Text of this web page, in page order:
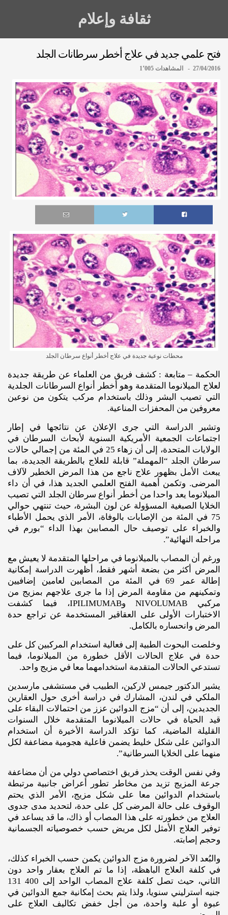
ثقافة وإعلام
فتح علمي جديد في علاج أخطر سرطانات الجلد
27/04/2016 - المشاهدات 1٬005
محطات نوعية جديدة في علاج أخطر أنواع سرطان الجلد
الحكمة – متابعة : كشف فريق من العلماء عن طريقة جديدة
لعلاج الميلانوما المتقدمة وهو أخطر أنواع السرطانات الجلدية
التي تصيب البشر وذلك باستخدام مركب يتكون من نوعين
معروفين من المحفزات المناعية.
وتشير الدراسة التي جرى الإعلان عن نتائجها في إطار
اجتماعات الجمعية الأمريكية السنوية لأبحاث السرطان في
الولايات المتحدة، إلى أن زهاء 25 في المئة من إجمالي حالات
سرطان الجلد “المهملة” قابلة للعلاج بالطريقة الجديدة، بما
يبعث الأمل بظهور علاج ناجع من هذا المرض الخطير لآلاف
المرضى. وتكمن أهمية الفتح العلمي الجديد هذا، في أن داء
الميلانوما يعد واحدا من أخطر أنواع سرطان الجلد التي تصيب
الخلايا الصبغية المسؤولة عن لون البشرة، حيث تنتهي حوالي
75 في المئة من الإصابات بالوفاة، الأمر الذي يحمل الأطباء
والخبراء على توصيف حال المصابين بهذا الداء “بورم في
مراحله النهائية”.
ورغم أن المصاب بالميلانوما في مراحلها المتقدمة لا يعيش مع
المرض أكثر من بضعة أشهر فقط، أظهرت الدراسة إمكانية
إطالة عمر 69 في المئة من المصابين لعامين إضافيين
وتمكينهم من مقاومة المرض إذا ما جرى علاجهم بمزيج من
مركبي NIVOLUMAB وIPILIMUMAB، فيما كشفت
الاختبارات الأولى على العقاقير المستخدمة عن تراجع حدة
المرض وانحساره بالكامل.
وخلصت البحوث الطبية إلى فعالية استخدام المركبين كل على
حدة في علاج الحالات الأقل خطورة من الميلانوما، فيما
تستدعي الحالات المتقدمة استخدامهما معا في مزيج واحد.
يشير الدكتور جيمس لاركين، الطبيب في مستشفى مارسدين
الملكي في لندن، المشارك في دراسة أخرى حول العقارين
الجديدين، إلى أن “مزج الدوائين عزز من احتمالات البقاء على
قيد الحياة في حالات الميلانوما المتقدمة خلال السنوات
القليلة الماضية، كما تؤكد الدراسة الأخيرة أن استخدام
الدوائين على شكل خليط يضمن فاعلية هجومية مضاعفة لكل
منهما على الخلايا السرطانية”.
وفي نفس الوقت يحذر فريق اختصاصي دولي من أن مضاعفة
جرعة المزيج تزيد من مخاطر تطور أعراض جانبية مرتبطة
باستخدام الدوائين معا على شكل مزيج، الأمر الذي يحتم
الوقوف على حالة المرضى كل على حدة، لتحديد مدى جدوى
العلاج من خطورته على هذا المصاب أو ذاك، ما قد يساعد في
توفير العلاج الأمثل لكل مريض حسب خصوصياته الجسمانية
وحجم إصابته.
والبُعد الآخر لضرورة مزج الدوائين يكمن حسب الخبراء كذلك،
في كلفة العلاج الباهظة، إذا ما تم العلاج بعقار واحد دون
الثاني، حيث تصل كلفة علاج المصاب الواحد إلى 400 131
جنيه استرليني سنويا، ولذا يتم بحث إمكانية جمع الدوائين في
عبوة أو علبة واحدة، من أجل خفض تكاليف العلاج على